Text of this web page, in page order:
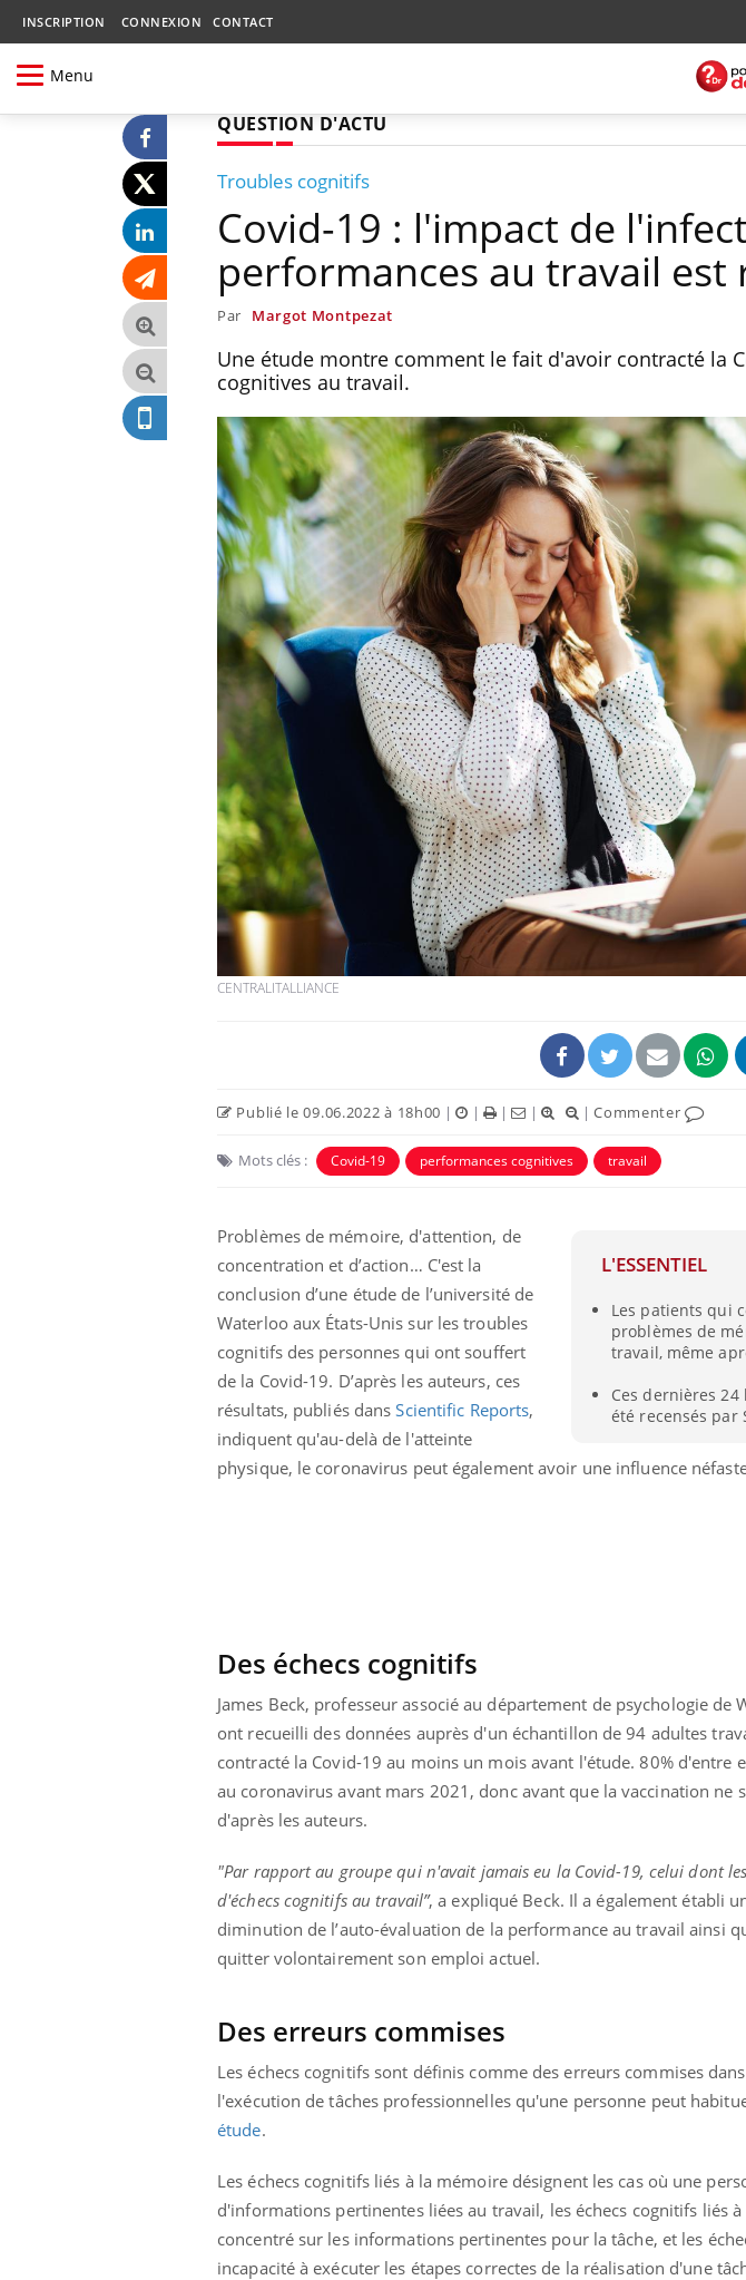
INSCRIPTION CONNEXION CONTACT
Menu
QUESTION D'ACTU
Troubles cognitifs
Covid-19 : l'impact de
performances au travail est
Par Margot Montpezat
Une étude montre comment le fait d'avoir contracté la
cognitives au travail.
CENTRALITALLIANCE
Publié le 09.06.2022 à 18h00 | | | | |Commenter
Mots clés : Covid-19 performances cognitives travail
L'ESSENTIEL
Les patients qui
problèmes de
travail, même
Ces dernières 24
été recensés par
Problèmes de mémoire, d'attention, de
concentration et d’action… C'est la
conclusion d’une étude de l’université de
Waterloo aux États-Unis sur les troubles
cognitifs des personnes qui ont souffert
de la Covid-19. D’après les auteurs, ces
résultats, publiés dansScientific Reports,
indiquent qu'au-delà de l'atteinte
physique, le coronavirus peut également avoir une influence
Des échecs cognitifs
James Beck, professeur associé au département de psychologie
ont recueilli des données auprès d'un échantillon de 94 adultes
contracté la Covid-19 au moins un mois avant l'étude. 80%
au coronavirus avant mars 2021, donc avant que la vaccination ne
d'après les auteurs.
"Par rapport au groupe qui n'avait jamais eu la Covid-19, celui dont
d'échecs cognitifs au travail”, a expliqué Beck. Il a également établi
diminution de l’auto-évaluation de la performance au travail ainsi
quitter volontairement son emploi actuel.
Des erreurs commises
Les échecs cognitifs sont définis comme des erreurs commises
l'exécution de tâches professionnelles qu'une personne peut
étude.
Les échecs cognitifs liés à la mémoire désignent les cas où une
d'informations pertinentes liées au travail, les échecs cognitifs liés
concentré sur les informations pertinentes pour la tâche, et les
incapacité à exécuter les étapes correctes de la réalisation d'une
Mordue par un
barracuda, une petite fille
secourue grâce à un
réflexe essentiel
Légionellose en Suisse :
quelle est l’origine de la
contamination ?
Comment gérer le
sommeil des
vacances ?
Bilan prévention :